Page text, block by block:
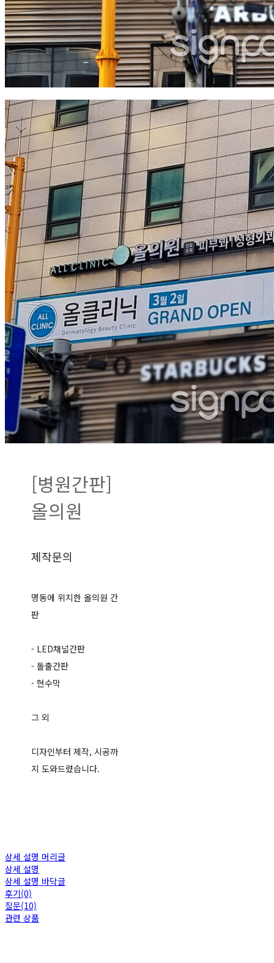
[병원간판]
올의원
제작문의
명동에 위치한 올의원 간
판
- LED채널간판
- 돌출간판
- 현수막
그 외
디자인부터 제작, 시공까
지 도와드렸습니다.
상세 설명 머리글
상세 설명
상세 설명 바닥글
후기(0)
질문(10)
관련 상품